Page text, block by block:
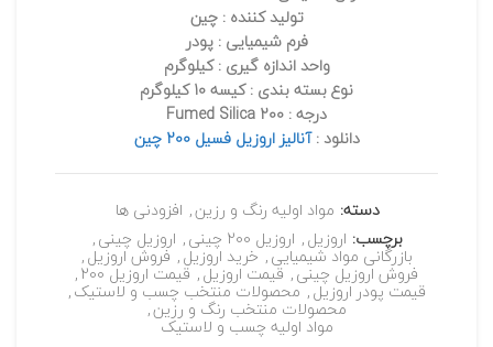
تولید کننده : چین
فرم شیمیایی : پودر
واحد اندازه گیری : کیلوگرم
نوع بسته بندی : کیسه 10 کیلوگرم
درجه : Fumed Silica 200
دانلود :آنالیز اروزيل فسیل 200 چين
دسته: مواد اولیه رنگ و رزین, افزودنی ها
برچسب: اروزیل, اروزیل 200 چینی , اروزیل چینی,
بازرگانی مواد شیمیایی, خرید اروزیل, فروش اروزیل,
فروش اروزیل چینی, قیمت اروزیل, قیمت اروزیل 200 ,
قیمت پودر اروزیل, محصولات منتخب چسب و لاستیک,
محصولات منتخب رنگ و رزین,
مواد اولیه چسب و لاستیک